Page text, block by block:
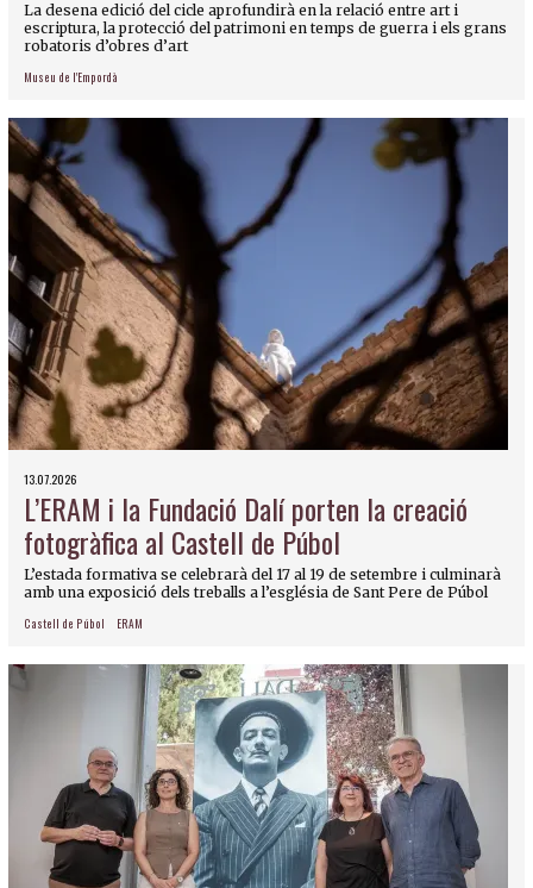
La desena edició del cicle aprofundirà en la relació entre art i
escriptura, la protecció del patrimoni en temps de guerra i els grans
robatoris d’obres d’art
Museu de l'Empordà
13.07.2026
L’ERAM i la Fundació Dalí porten la creació
fotogràfica al Castell de Púbol
L’estada formativa se celebrarà del 17 al 19 de setembre i culminarà
amb una exposició dels treballs a l’església de Sant Pere de Púbol
Castell de Púbol ERAM